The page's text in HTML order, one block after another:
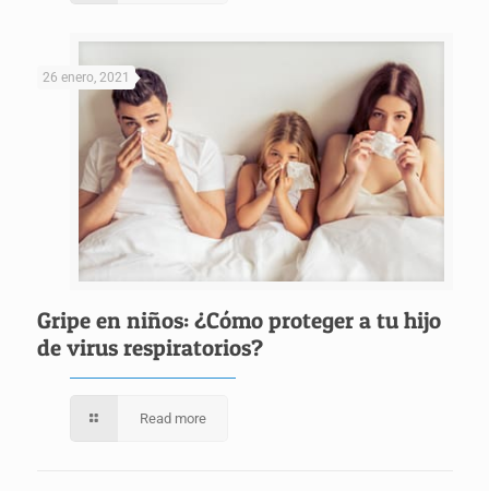
26 enero, 2021
Gripe en niños: ¿Cómo proteger a tu hijo
de virus respiratorios?
Read more